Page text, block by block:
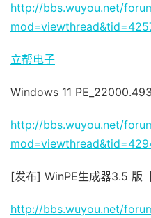
http://bbs.wuyou.net/
立帮电子
Windows 11 PE_22000.493
http://bbs.wuyou.net/
[发布] WinPE生成器3.5 版
http://bbs.wuyou.net/